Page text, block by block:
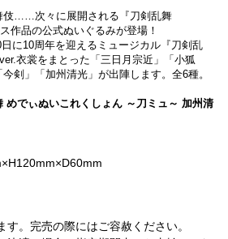
伎……次々に展開される『刀剣乱舞
作品の公式ぬいぐるみが登場！
に10周年を迎えるミュージカル『刀剣乱
衣裳をまとった「三日月宗近」「小狐
剣」「加州清光」が出陣します。全6種。
めでぃぬいこれくしょん ～刀ミュ～ 加州清
す。完売の際にはご容赦ください。